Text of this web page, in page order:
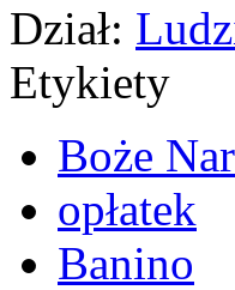
Dział:
Etykiety
Boże
opłatek
Banino